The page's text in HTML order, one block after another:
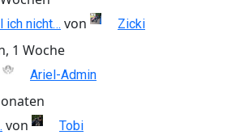
ich nicht… von Zicki
1 Woche
Ariel-Admin
von Tobi